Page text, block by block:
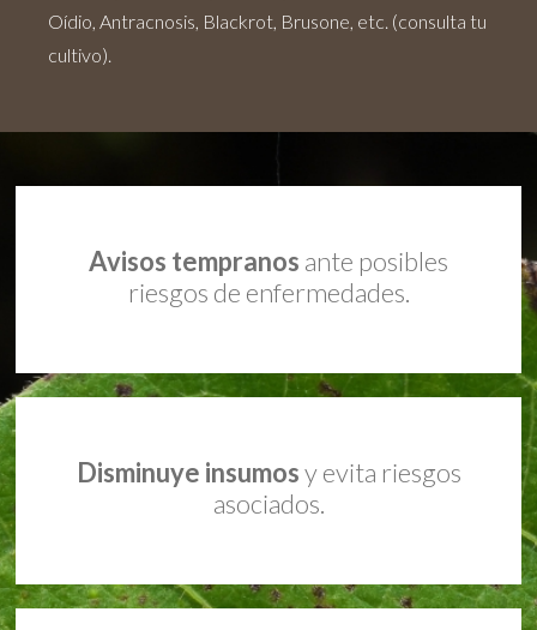
Oídio, Antracnosis, Blackrot, Brusone, etc. (consulta tu
cultivo).
Avisos tempranos ante posibles
riesgos de enfermedades.
Disminuye insumosy evita riesgos
asociados.